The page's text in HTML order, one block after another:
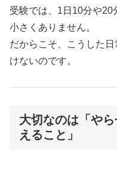
受験では、1日10分や20
小さくありません。
だからこそ、こうした
けないのです。
大切なのは「や
えること」